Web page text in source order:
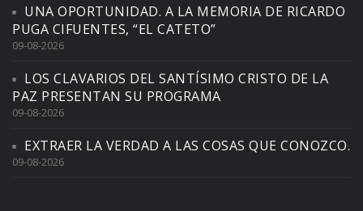
UNA OPORTUNIDAD. A LA MEMORIA DE RICARDO
PUGA CIFUENTES, “EL CATETO”
09-08-2026
LOS CLAVARIOS DEL SANTÍSIMO CRISTO DE LA
PAZ PRESENTAN SU PROGRAMA
09-08-2026
EXTRAER LA VERDAD A LAS COSAS QUE CONOZCO.
09-08-2026